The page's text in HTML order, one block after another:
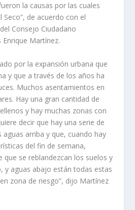
la causas por las cuales
Seco”, de acuerdo con el
Consejo Ciudadano
Martínez.
por la expansión urbana que
y que a través de los años ha
Muchos asentamientos en
Hay una gran cantidad de
y hay muchas zonas con
decir que hay una serie de
arriba y que, cuando hay
del fin de semana,
que se reblandezcan los suelos y
y aguas abajo están todas estas
zona de riesgo”, dijo Martínez